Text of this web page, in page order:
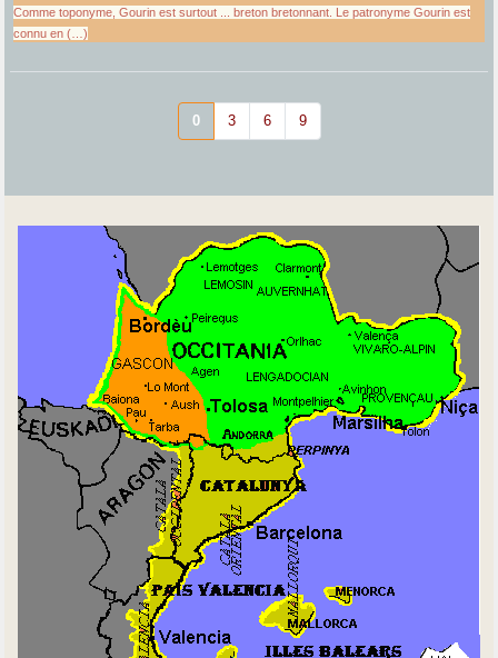
Comme toponyme, Gourin est surtout ... breton bretonnant. Le patronyme Gourin est
connu en (…)
0 3 6 9